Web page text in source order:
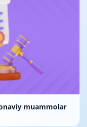
muammolar